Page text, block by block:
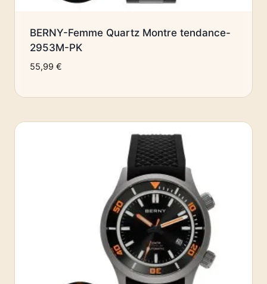
BERNY-Femme Quartz Montre tendance-
2953M-PK
55,99 €